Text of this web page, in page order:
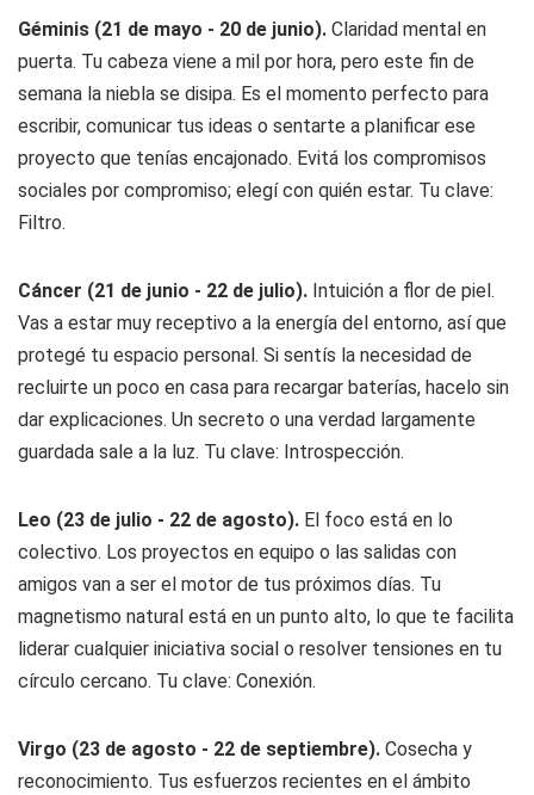
Géminis (21 de mayo - 20 de junio). Claridad mental en
puerta. Tu cabeza viene a mil por hora, pero este fin de
semana la niebla se disipa. Es el momento perfecto para
escribir, comunicar tus ideas o sentarte a planificar ese
proyecto que tenías encajonado. Evitá los compromisos
sociales por compromiso; elegí con quién estar. Tu clave:
Filtro.
Cáncer (21 de junio - 22 de julio). Intuición a flor de piel.
Vas a estar muy receptivo a la energía del entorno, así que
protegé tu espacio personal. Si sentís la necesidad de
recluirte un poco en casa para recargar baterías, hacelo sin
dar explicaciones. Un secreto o una verdad largamente
guardada sale a la luz. Tu clave: Introspección.
Leo (23 de julio - 22 de agosto). El foco está en lo
colectivo. Los proyectos en equipo o las salidas con
amigos van a ser el motor de tus próximos días. Tu
magnetismo natural está en un punto alto, lo que te facilita
liderar cualquier iniciativa social o resolver tensiones en tu
círculo cercano. Tu clave: Conexión.
Virgo (23 de agosto - 22 de septiembre). Cosecha y
reconocimiento. Tus esfuerzos recientes en el ámbito